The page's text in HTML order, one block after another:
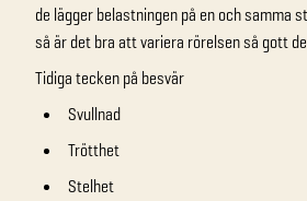
de lägger belastningen på en och samma
så är det bra att variera rörelsen så gott
Tidiga tecken på besvär
Svullnad
Trötthet
Stelhet